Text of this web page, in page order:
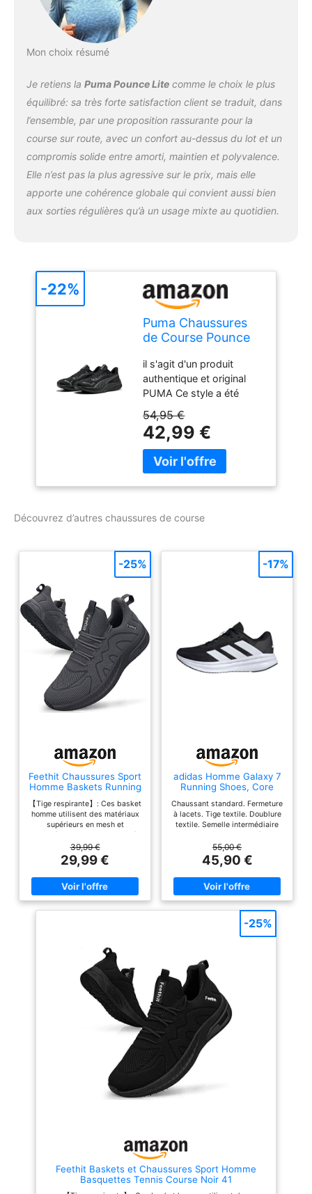
Mon choix résumé
Je retiens la Puma Pounce Litecomme le choix le plus
équilibré: sa très forte satisfaction client se traduit, dans
l’ensemble, par une proposition rassurante pour la
course sur route, avec un confortau-dessus du lot et un
compromis solide entre amorti, maintien et polyvalence.
Elle n’est pas la plus agressive sur le prix, mais elle
apporte une cohérence globale qui convient aussi bien
aux sorties régulières qu’à un usage mixte au quotidien.
Puma Chaussures
de Course Pounce
Puma Noir, Gris
foncé Froid, 42.5
EU
il s'agit d'un produit
authentique et original
PUMA Ce style a été
durable il assure un
ajustement optimal
Confortable à porter Idéal
pour toutes les
54,95 €
42,99 €
-22%
Découvrez d’autres chaussures de course
Feethit Chaussures Sport
Homme Baskets Running
Tennis Course Gris
Foncé 43
【Tige respirante】: Ces basket
homme utilisent des matériaux
supérieurs en mesh et
synthétiques. Le tissu tricoté
est confortable, respirant et
léger pour garder vos pieds au
sec pendant l'exercice. 【
Intérieur confortable 】 :
l'intérieur des chaussures
homme est fabriqué en textile
et en coton respirant hautement
debout et en marchant pendant
une longue période.
【Antidérapant et antichoc】:
Ces chaussures de sport pour
hommes sont fabriquées en EVA
et en caoutchouc résistant.
L'EVA offre une absorption des
chocs, un amorti et un soutien
efficaces. La semelle extérieure
antidérapante et résistante à
l'usure. 【Glisser sur & À
lacets】: Les sneakers homme
avec doublure synthétique
élastique et douce protègent
【Plusieurs Occacions】: Les
baskets et chaussures de sport
homme conviennent à la course,
à la randonnée, au sport, à la
39,99 €
29,99 €
-25%
adidas Homme Galaxy 7
Running Shoes, Core
White/Carbon, 42 EU
Chaussant standard. Fermeture
à lacets. Tige textile. Doublure
textile. Semelle intermédiaire
Cloudfoam. Semelle extérieure
en TPU. Poids : 319 g (pointure
42 2/3). Drop semelle
intermédiaire : 6 mm (talon 35
mm / avant-pied 29 mm).
55,00 €
45,90 €
-17%
Feethit Baskets et Chaussures Sport Homme
Basquettes Tennis Course Noir 41
-25%